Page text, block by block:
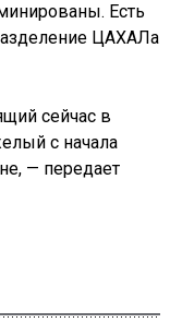
Есть
ЦАХАЛа
сейчас в
с начала
— передает